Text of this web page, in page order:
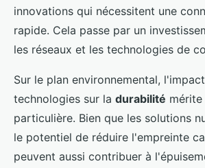
innovations qui nécessitent une
rapide. Cela passe par un
les réseaux et les technologies de
Sur le plan environnemental,
technologies sur la durabilité
particulière. Bien que les solutions
le potentiel de réduire l'empreinte
peuvent aussi contribuer à